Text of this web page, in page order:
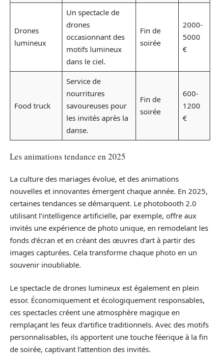
Drones
lumineux
Un spectacle de
drones
occasionnant des
motifs lumineux
dans le ciel.
Fin de
soirée
2000-
5000
€
Food truck
Service de
nourritures
savoureuses pour
les invités après la
danse.
Fin de
soirée
600-
1200
€
Les animations tendance en 2025
La culture des mariages évolue, et des animations
nouvelles et innovantes émergent chaque année. En 2025,
certaines tendances se démarquent. Le photobooth 2.0
utilisant l’intelligence artificielle, par exemple, offre aux
invités une expérience de photo unique, en remodelant les
fonds d’écran et en créant des œuvres d’art à partir des
images capturées. Cela transforme chaque photo en un
souvenir inoubliable.
Le spectacle de drones lumineux est également en plein
essor. Économiquement et écologiquement responsables,
ces spectacles créent une atmosphère magique en
remplaçant les feux d’artifice traditionnels. Avec des motifs
personnalisables, ils apportent une touche féerique à la fin
de soirée, captivant l’attention des invités.